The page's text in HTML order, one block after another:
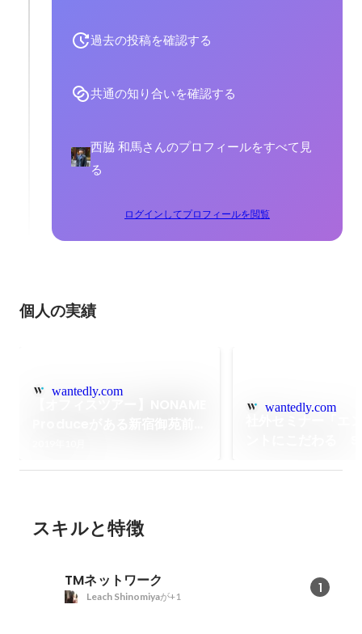
過去の投稿を確認する
共通の知り合いを確認する
西脇 和馬さんのプロフィールをすべて見
る
ログインしてプロフィールを閲覧
個人の実績
wantedly.com
wantedly.com
スキルと特徴
TMネットワーク 1
Leach Shinomiyaが+1